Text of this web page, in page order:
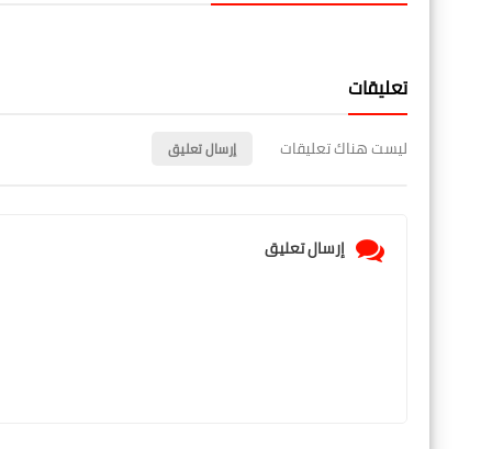
تعليقات
ليست هناك تعليقات إرسال تعليق
إرسال تعليق